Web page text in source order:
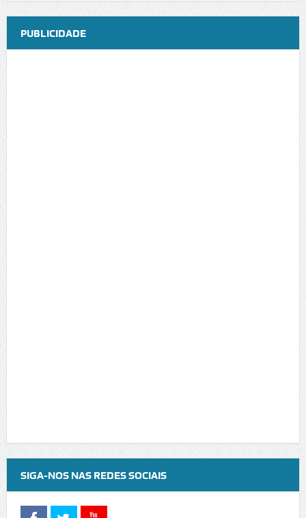
PUBLICIDADE
SIGA-NOS NAS REDES SOCIAIS